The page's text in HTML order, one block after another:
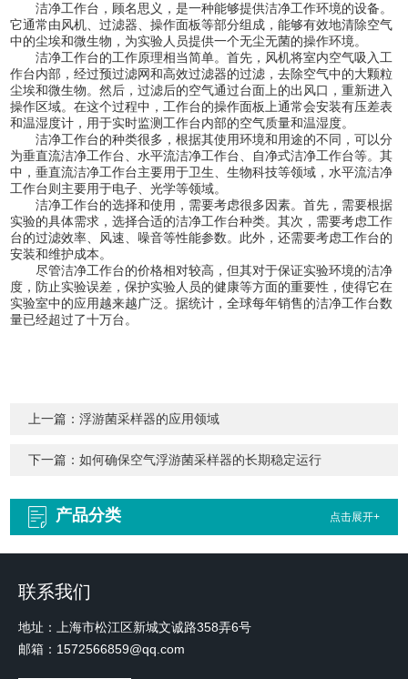
洁净工作台，顾名思义，是一种能够提供洁净工作环境的设备。
它通常由风机、过滤器、操作面板等部分组成，能够有效地清除空气
中的尘埃和微生物，为实验人员提供一个无尘无菌的操作环境。
洁净工作台的工作原理相当简单。首先，风机将室内空气吸入工
作台内部，经过预过滤网和高效过滤器的过滤，去除空气中的大颗粒
尘埃和微生物。然后，过滤后的空气通过台面上的出风口，重新进入
操作区域。在这个过程中，工作台的操作面板上通常会安装有压差表
和温湿度计，用于实时监测工作台内部的空气质量和温湿度。
洁净工作台的种类很多，根据其使用环境和用途的不同，可以分
为垂直流洁净工作台、水平流洁净工作台、自净式洁净工作台等。其
中，垂直流洁净工作台主要用于卫生、生物科技等领域，水平流洁净
工作台则主要用于电子、光学等领域。
洁净工作台的选择和使用，需要考虑很多因素。首先，需要根据
实验的具体需求，选择合适的洁净工作台种类。其次，需要考虑工作
台的过滤效率、风速、噪音等性能参数。此外，还需要考虑工作台的
安装和维护成本。
尽管洁净工作台的价格相对较高，但其对于保证实验环境的洁净
度，防止实验误差，保护实验人员的健康等方面的重要性，使得它在
实验室中的应用越来越广泛。据统计，全球每年销售的洁净工作台数
量已经超过了十万台。
上一篇：浮游菌采样器的应用领域
下一篇：如何确保空气浮游菌采样器的长期稳定运行
产品分类 点击展开+
联系我们
地址：上海市松江区新城文诚路358弄6号
邮箱：1572566859@qq.com